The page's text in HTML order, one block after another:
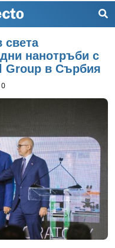
света
нанотръби с
Group в Сърбия
0